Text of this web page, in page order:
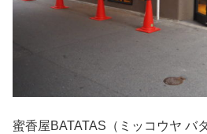
蜜香屋BATATAS（ミッコウヤ バ